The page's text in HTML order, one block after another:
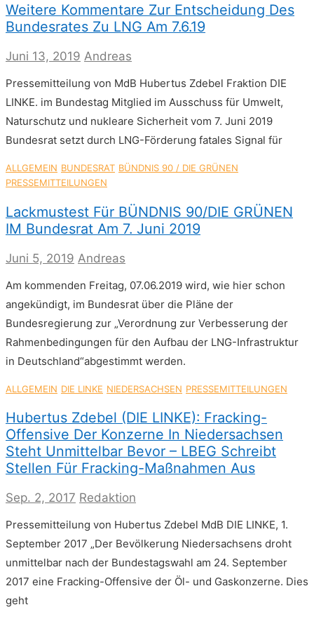
Weitere Kommentare Zur Entscheidung Des
Bundesrates Zu LNG Am 7.6.19
Juni 13, 2019 Andreas
Pressemitteilung von MdB Hubertus Zdebel Fraktion DIE
LINKE. im Bundestag Mitglied im Ausschuss für Umwelt,
Naturschutz und nukleare Sicherheit vom 7. Juni 2019
Bundesrat setzt durch LNG-Förderung fatales Signal für
ALLGEMEIN BUNDESRAT BÜNDNIS 90 / DIE GRÜNEN
PRESSEMITTEILUNGEN
Lackmustest Für BÜNDNIS 90/DIE GRÜNEN
IM Bundesrat Am 7. Juni 2019
Juni 5, 2019 Andreas
Am kommenden Freitag, 07.06.2019 wird, wie hier schon
angekündigt, im Bundesrat über die Pläne der
Bundesregierung zur „Verordnung zur Verbesserung der
Rahmenbedingungen für den Aufbau der LNG-Infrastruktur
in Deutschland“abgestimmt werden.
ALLGEMEIN DIE LINKE NIEDERSACHSEN PRESSEMITTEILUNGEN
Hubertus Zdebel (DIE LINKE): Fracking-
Offensive Der Konzerne In Niedersachsen
Steht Unmittelbar Bevor – LBEG Schreibt
Stellen Für Fracking-Maßnahmen Aus
Sep. 2, 2017 Redaktion
Pressemitteilung von Hubertus Zdebel MdB DIE LINKE, 1.
September 2017 „Der Bevölkerung Niedersachsens droht
unmittelbar nach der Bundestagswahl am 24. September
2017 eine Fracking-Offensive der Öl- und Gaskonzerne. Dies
geht